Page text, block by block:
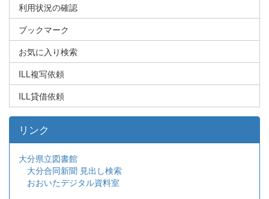
利用状況の確認
ブックマーク
お気に入り検索
ILL複写依頼
ILL貸借依頼
リンク
大分県立図書館
大分合同新聞 見出し検索
おおいたデジタル資料室